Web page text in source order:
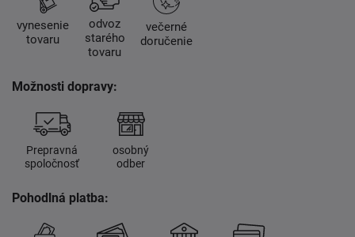
vynesenie
tovaru
odvoz
starého
tovaru
večerné
doručenie
Možnosti dopravy:
Prepravná
spoločnosť
osobný
odber
Pohodlná platba: